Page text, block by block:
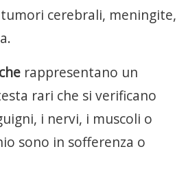
cerebrali, meningite,
rappresentano un
rari che si verificano
i nervi, i muscoli o
sono in sofferenza o